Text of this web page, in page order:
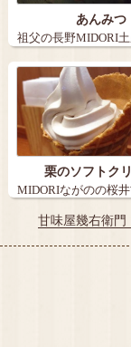
あんみつ
祖父の長野MIDORI
精堂のあ…
栗のソフトク
MIDORIながのの桜
栗のソフ…
甘味屋幾右衛門